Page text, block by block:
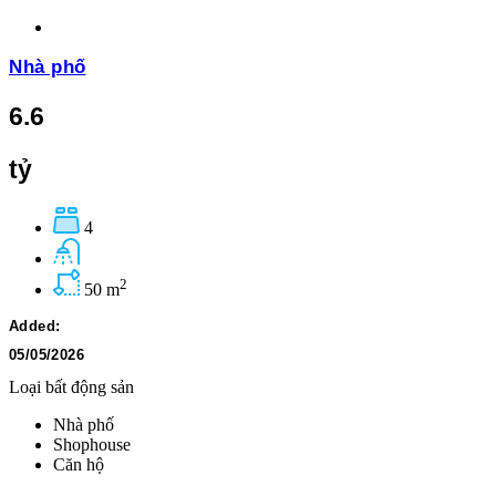
Nhà phố
6.6
tỷ
4
50 m2
Added:
05/05/2026
Loại bất động sản
Nhà phố
Shophouse
Căn hộ